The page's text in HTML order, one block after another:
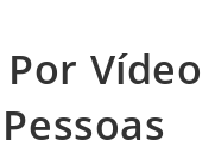
Vídeo